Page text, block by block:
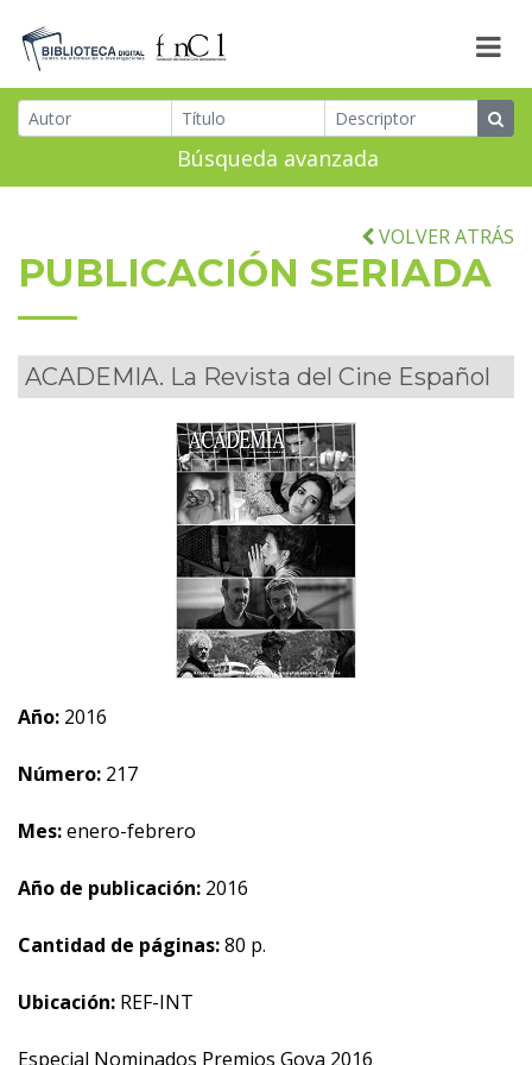
Búsqueda avanzada
VOLVER ATRÁS
PUBLICACIÓN SERIADA
ACADEMIA. La Revista del Cine Español
Año: 2016
Número: 217
Mes:enero-febrero
Año de publicación: 2016
Cantidad de páginas:80 p.
Ubicación: REF-INT
Especial Nominados Premios Goya 2016